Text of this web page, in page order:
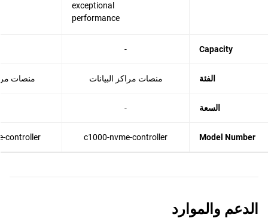
exceptional
performance
Capacity
-
الفئة منصات مراكز البيانات منصات
السعة -
Model Number
c1000-nvme-controller
controller
الدعم والموارد